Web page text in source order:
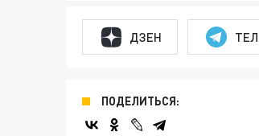
ДЗЕН
ПОДЕЛИТЬСЯ: